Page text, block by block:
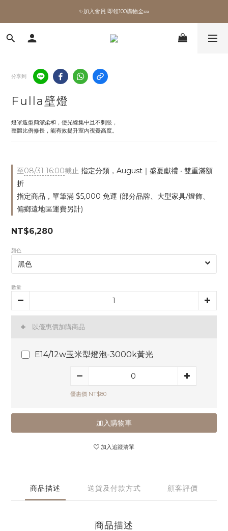
✨加入會員 即領100購物金🎫
✨加入會員 即領100購物金🎫
全館滿額現折🔥
✨加入會員 即領100購物金🎫
分享到
Fulla壁燈
燈罩造型簡潔柔和，使光線集中且不刺眼，
整體比例修長，能有效提升室內視覺高度。
至08/31 16:00截止 指定分類，August｜盛夏獻禮 ‧ 雙重滿額
折
指定商品，單筆滿 $5,000 免運 (部分品牌、大型家具/燈飾、
偏鄉遠地區運費另計)
NT$6,280
顏色
數量
以優惠價加購商品
E14/12w玉米型燈泡-3000k黃光
優惠價 NT$80
加入購物車
加入追蹤清單
商品描述 送貨及付款方式 顧客評價
商品描述